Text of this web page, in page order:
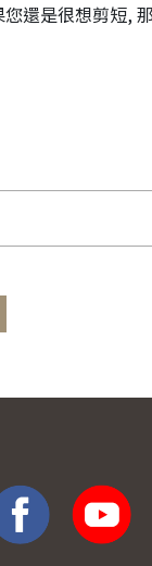
還是很想剪短,